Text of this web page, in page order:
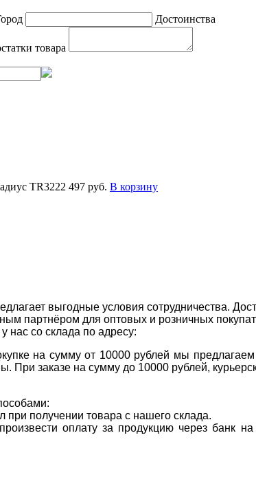
Достоинства
товара
TR3222 497 руб. В корзину
выгодные условия сотрудничества.
партнёром для оптовых и розничных
нас со склада по адресу:
на сумму от 10000 рублей мы
При заказе на сумму до 10000 рублей,
при получении товара с нашего склада.
оплату за продукцию через банк